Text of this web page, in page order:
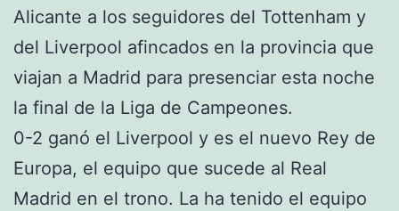
Alicante a los seguidores del Tottenham y
del Liverpool afincados en la provincia que
viajan a Madrid para presenciar esta noche
la final de la Liga de Campeones.
0-2 ganó el Liverpool y es el nuevo Rey de
Europa, el equipo que sucede al Real
Madrid en el trono. La ha tenido el equipo